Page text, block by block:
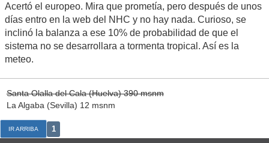
Acertó el europeo. Mira que prometía, pero después de unos
días entro en la web del NHC y no hay nada. Curioso, se
inclinó la balanza a ese 10% de probabilidad de que el
sistema no se desarrollara a tormenta tropical. Así es la
meteo.
Santa Olalla del Cala (Huelva) 390 msnm
La Algaba (Sevilla) 12 msnm
IR ARRIBA 1